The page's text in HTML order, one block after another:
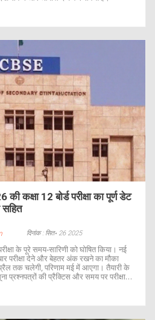
कक्षा 12 बोर्ड परीक्षा का पूर्ण डेट
सहित
दिनांक : सित॰ 26 2025
के पूरे समय‑सारिणी को घोषित किया। नई
बार परीक्षा देने और बेहतर अंक रखने का मौका
तक चलेगी, परिणाम मई में आएगा। तैयारी के
प्रश्नपत्रों की प्रैक्टिस और समय पर परीक्षा